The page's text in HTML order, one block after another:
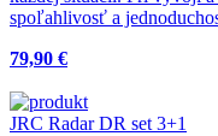
spoľahlivosť a
79,90 €
JRC Radar DR set 3+1